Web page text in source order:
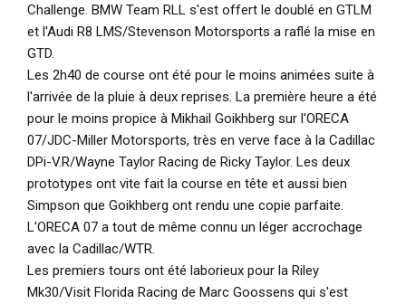
Challenge. BMW Team RLL s'est offert le doublé en GTLM
et l'Audi R8 LMS/Stevenson Motorsports a raflé la mise en
GTD.
Les 2h40 de course ont été pour le moins animées suite à
l'arrivée de la pluie à deux reprises. La première heure a été
pour le moins propice à Mikhail Goikhberg sur l'ORECA
07/JDC-Miller Motorsports, très en verve face à la Cadillac
DPi-V.R/Wayne Taylor Racing de Ricky Taylor. Les deux
prototypes ont vite fait la course en tête et aussi bien
Simpson que Goikhberg ont rendu une copie parfaite.
L'ORECA 07 a tout de même connu un léger accrochage
avec la Cadillac/WTR.
Les premiers tours ont été laborieux pour la Riley
Mk30/Visit Florida Racing de Marc Goossens qui s'est